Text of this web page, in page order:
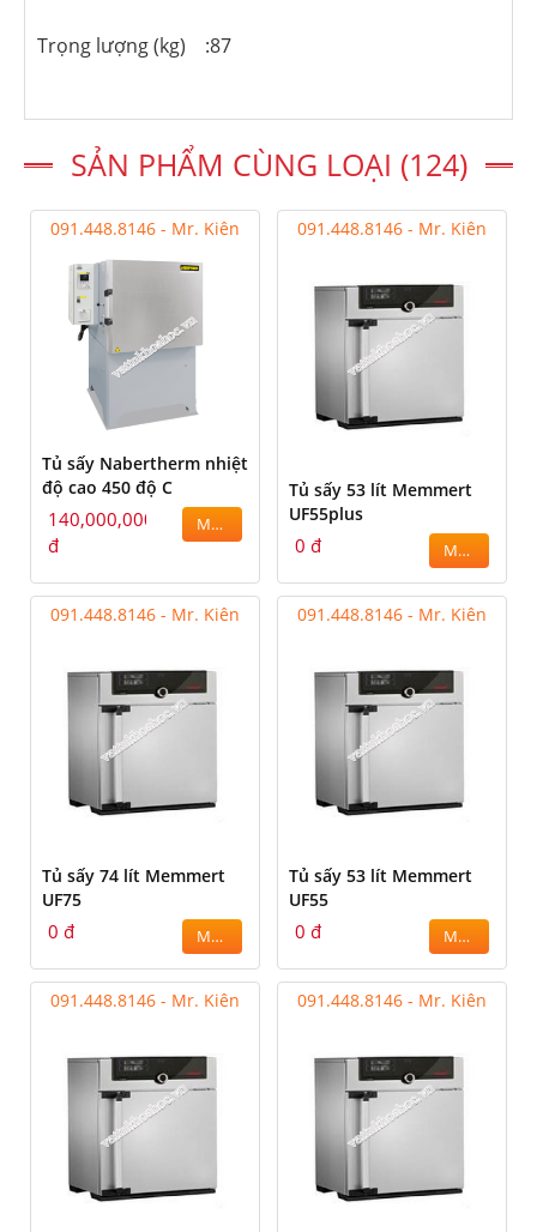
Trọng lượng (kg) :87
SẢN PHẨM CÙNG LOẠI (124)
091.448.8146 - Mr. Kiên
Tủ sấy Nabertherm nhiệt
độ cao 450 độ C
140,000,000
đ
MUA
091.448.8146 - Mr. Kiên
Tủ sấy 53 lít Memmert
UF55plus
0 đ MUA
091.448.8146 - Mr. Kiên
Tủ sấy 74 lít Memmert
UF75
0 đ MUA
091.448.8146 - Mr. Kiên
Tủ sấy 53 lít Memmert
UF55
0 đ MUA
091.448.8146 - Mr. Kiên 091.448.8146 - Mr. Kiên